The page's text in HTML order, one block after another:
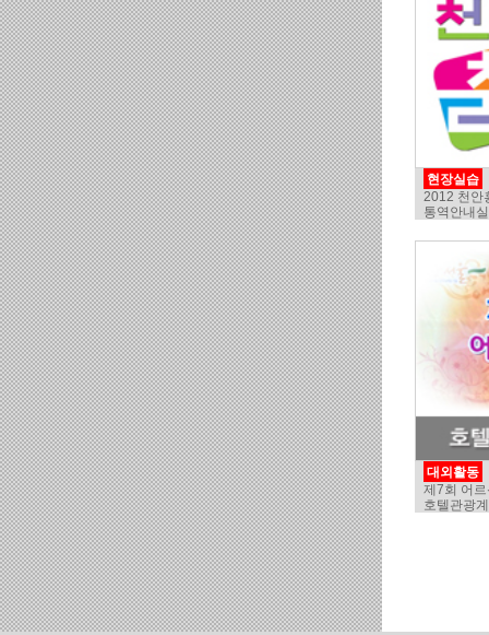
현장실습
2012 천안
통역안내
대외활동
제7회 어
호텔관광